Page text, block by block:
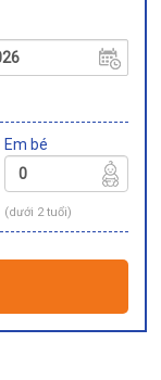
Em bé
(dưới 2 tuổi)